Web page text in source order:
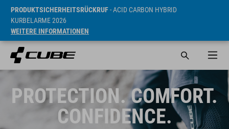
PRODUKTSICHERHEITSRÜCKRUF- ACID CARBON HYBRID
KURBELARME 2026
WEITERE INFORMATIONEN
PROTECTION. COMFORT.
CONFIDENCE.